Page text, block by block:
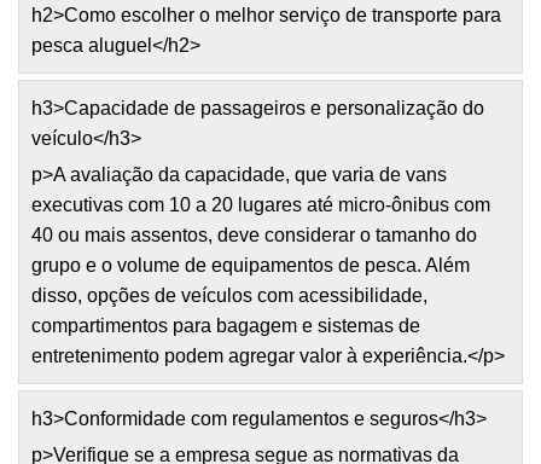
h2>Como escolher o melhor serviço de transporte para
pesca aluguel</h2>
h3>Capacidade de passageiros e personalização do
veículo</h3>
p>A avaliação da capacidade, que varia de vans
executivas com 10 a 20 lugares até micro-ônibus com
40 ou mais assentos, deve considerar o tamanho do
grupo e o volume de equipamentos de pesca. Além
disso, opções de veículos com acessibilidade,
compartimentos para bagagem e sistemas de
entretenimento podem agregar valor à experiência.</p>
h3>Conformidade com regulamentos e seguros</h3>
p>Verifique se a empresa segue as normativas da